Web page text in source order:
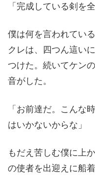
「完成している剣を
僕は何を言われてい
クレは、四つん這い
つけた。続いてケン
音がした。
「お前達だ。こんな
はいかないからな」
もだえ苦しむ僕に上
の使者を出迎えに船